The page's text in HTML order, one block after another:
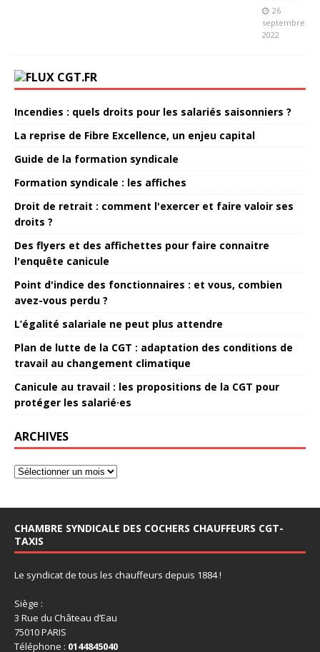
26
septembre
2022
CGT.FR
Incendies : quels droits pour les salariés saisonniers ?
La reprise de Fibre Excellence, un enjeu capital
Guide de la formation syndicale
Formation syndicale : les affiches
Droit de retrait : comment l'exercer et faire valoir ses
droits ?
Des flyers et des affichettes pour faire connaitre
l'enquête canicule
Point d'indice des fonctionnaires : et vous, combien
avez-vous perdu ?
L’égalité salariale ne peut plus attendre
Plan de lutte de la CGT : adaptation des conditions de
travail au changement climatique
Canicule au travail : les propositions de la CGT pour
protéger les salarié·es
ARCHIVES
CHAMBRE SYNDICALE DES COCHERS CHAUFFEURS CGT-
TAXIS
Le syndicat de tous les chauffeurs depuis 1884 !
Siège :
3 Rue du Château d’Eau
75010 PARIS
Téléphone : 0144845040